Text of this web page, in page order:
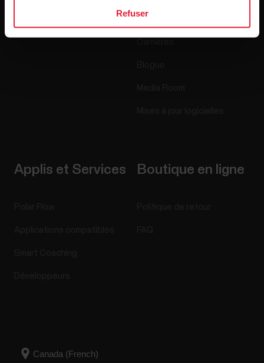
Refuser
Polar for Business
Applis et Services Boutique en ligne